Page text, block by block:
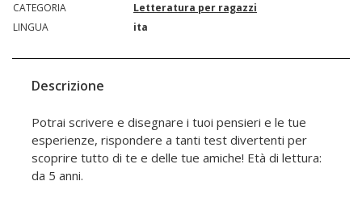
CATEGORIA
Letteratura per ragazzi
LINGUA
ita
Descrizione
Potrai scrivere e disegnare i tuoi pensieri e le tue
esperienze, rispondere a tanti test divertenti per
scoprire tutto di te e delle tue amiche! Età di lettura:
da 5 anni.